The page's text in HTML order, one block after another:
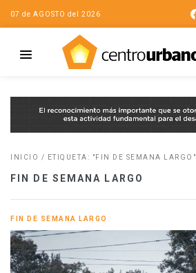
07 de AGOSTO del 2026
INICIO / ETIQUETA: "FIN DE SEMANA LARGO"
FIN DE SEMANA LARGO
FIN DE SEMANA LARGO